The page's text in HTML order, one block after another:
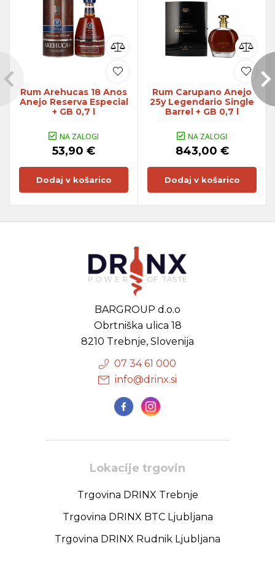
Rum Arehucas 18 Anos
Anejo Reserva Especial
+ GB 0,7 l
NA ZALOGI
53,90 €
Dodaj v košarico
Rum Carupano Anejo
25y Legendario Single
Barrel + GB 0,7 l
NA ZALOGI
843,00 €
Dodaj v košarico
BARGROUP d.o.o
Obrtniška ulica 18
8210 Trebnje, Slovenija
07 34 61 000
info@drinx.si
Lokacije trgovin
Trgovina DRINX Trebnje
Trgovina DRINX BTC Ljubljana
Trgovina DRINX Rudnik Ljubljana